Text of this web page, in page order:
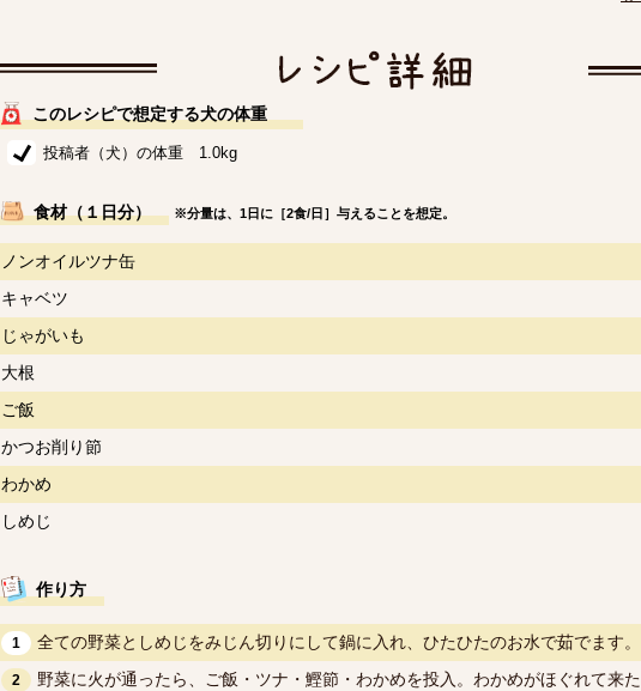
このレシピで想定する犬の体重
投稿者（犬）の体重 1.0kg
食材（１日分） ※分量は、1日に［2食/日］与えることを想定。
ノンオイルツナ缶
キャベツ
じゃがいも
大根
ご飯
かつお削り節
わかめ
しめじ
作り方
1 全ての野菜としめじをみじん切りにして鍋に入れ、ひたひたのお水で茹でます。
2
野菜に火が通ったら、ご飯・ツナ・鰹節・わかめを投入。わかめがほぐれて来